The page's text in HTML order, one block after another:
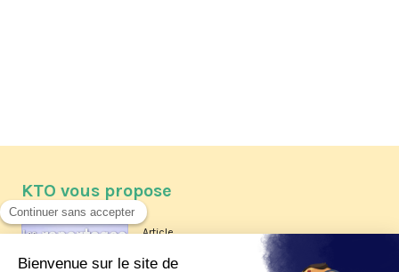
KTO vous propose
Article
Les reportages d'été 2026 de KTO